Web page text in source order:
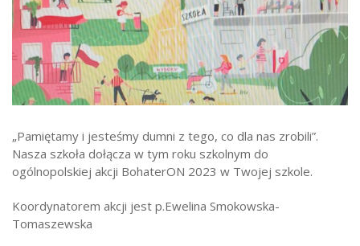
Oferta
LO SMS Talent
Strefa rodzica
Strefa ucznia
Bursa/Internat
Rekrutacja
Zadania realizowane z budżetu państwa
„Pamiętamy i jesteśmy dumni z tego, co dla nas zrobili”.
Nasza szkoła dołącza w tym roku szkolnym do
ogólnopolskiej akcji BohaterON 2023 w Twojej szkole.
Koordynatorem akcji jest p.Ewelina Smokowska-
Tomaszewska